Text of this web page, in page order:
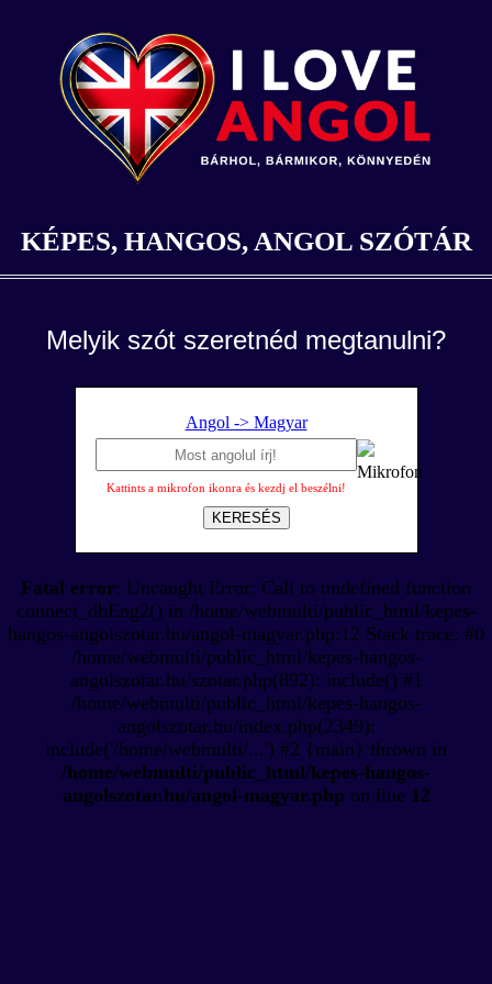
KÉPES, HANGOS, ANGOL SZÓTÁR
Melyik szót szeretnéd megtanulni?
Angol -> Magyar
Kattints a mikrofon ikonra és kezdj el beszélni!
KERESÉS
Fatal error: Uncaught Error: Call to undefined function
connect_dbEng2() in /home/webmulti/public_html/kepes-
hangos-angolszotar.hu/angol-magyar.php:12 Stack trace: #0
/home/webmulti/public_html/kepes-hangos-
angolszotar.hu/szotar.php(892): include() #1
/home/webmulti/public_html/kepes-hangos-
angolszotar.hu/index.php(2349):
include('/home/webmulti/...') #2 {main} thrown in
/home/webmulti/public_html/kepes-hangos-
angolszotar.hu/angol-magyar.php on line 12